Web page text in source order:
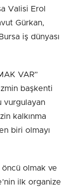
Valisi Erol
Gürkan,
iş dünyası
VAR”
başkenti
vurgulayan
kalkınma
biri olmayı
öncü olmak ve
ilk organize